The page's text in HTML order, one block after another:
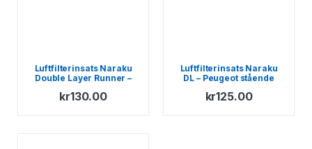
Luftfilterinsats Naraku
Double Layer Runner –
Stalker
kr130.00
Luftfilterinsats Naraku
DL – Peugeot stående
kr125.00